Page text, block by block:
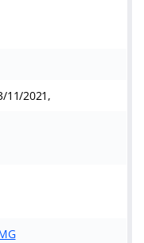
11/2021,